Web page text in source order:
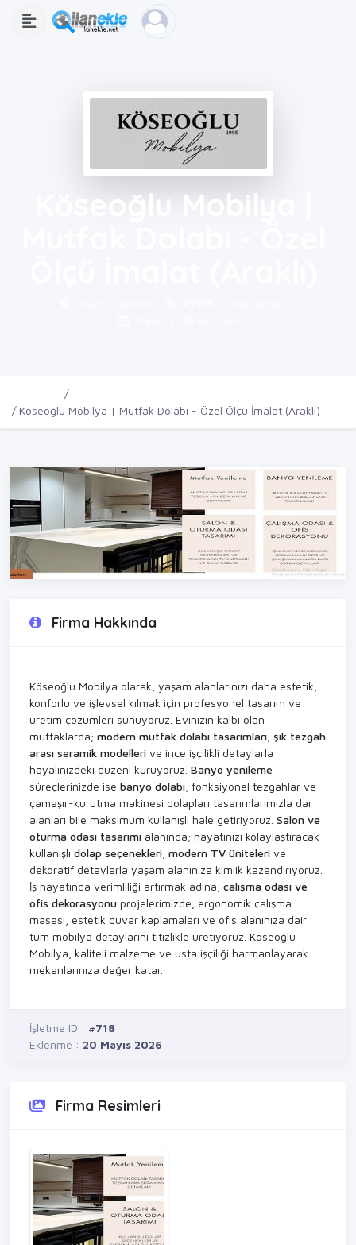
Köseoğlu Mobilya |
Köseoğlu Mobilya | Mutfak Dolabı - Özel Ölçü İmalat (Araklı)
Firma Hakkında
Köseoğlu Mobilya olarak, yaşam alanlarınızı daha estetik,
konforlu ve işlevsel kılmak için profesyonel tasarım ve
üretim çözümleri sunuyoruz. Evinizin kalbi olan
mutfaklarda; modern mutfak dolabı tasarımları şık tezgah
arası seramik modelleri ve ince işçilikli detaylarla
hayalinizdeki düzeni kuruyoruz. Banyo yenileme
süreçlerinizde ise banyo dolabı , fonksiyonel tezgahlar ve
çamaşır-kurutma makinesi dolapları tasarımlarımızla dar
alanları bile maksimum kullanışlı hale getiriyoruz. Salon ve
oturma odası tasarımı alanında; hayatınızı kolaylaştıracak
kullanışlı dolap seçenekleri modern TV üniteleri ve
dekoratif detaylarla yaşam alanınıza kimlik kazandırıyoruz.
İş hayatında verimliliği artırmak adına, çalışma odası ve
ofis dekorasyonu projelerimizde; ergonomik çalışma
masası, estetik duvar kaplamaları ve ofis alanınıza dair
tüm mobilya detaylarını titizlikle üretiyoruz. Köseoğlu
Mobilya, kaliteli malzeme ve usta işçiliği harmanlayarak
mekanlarınıza değer katar.
İşletme ID : #718
Eklenme : 20 Mayıs 2026
Firma Resimleri